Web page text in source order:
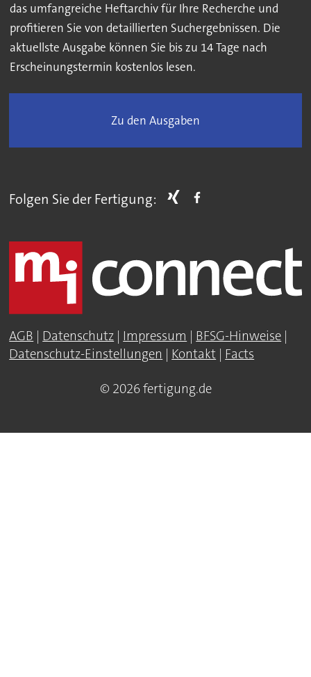
das umfangreiche Heftarchiv für Ihre Recherche und
profitieren Sie von detaillierten Suchergebnissen. Die
aktuellste Ausgabe können Sie bis zu 14 Tage nach
Erscheinungstermin kostenlos lesen.
Zu den Ausgaben
Folgen Sie der Fertigung:
AGB | Datenschutz | Impressum | BFSG-Hinweise |
Datenschutz-Einstellungen | Kontakt | Facts
© 2026 fertigung.de